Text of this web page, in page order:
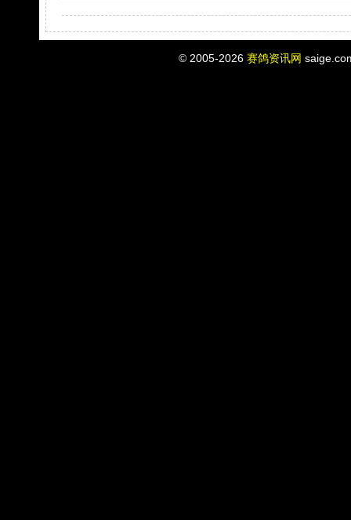
© 2005-2026 赛鸽资讯网